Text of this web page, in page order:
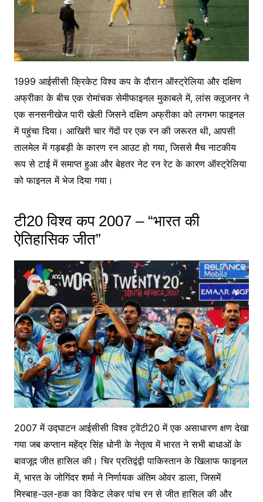
1999 आईसीसी क्रिकेट विश्व कप के दौरान ऑस्ट्रेलिया और दक्षिण
अफ्रीका के बीच एक रोमांचक सेमीफाइनल मुकाबले में, लांस क्लूजनर ने
एक सनसनीखेज पारी खेली जिसने दक्षिण अफ्रीका को लगभग फाइनल
में पहुंचा दिया। आखिरी चार गेंदों पर एक रन की जरूरत थी, आपसी
तालमेल में गड़बड़ी के कारण रन आउट हो गया, जिससे मैच नाटकीय
रूप से टाई में समाप्त हुआ और बेहतर नेट रन रेट के कारण ऑस्ट्रेलिया
को फाइनल में भेज दिया गया।
टी20 विश्व कप 2007 – “भारत की
ऐतिहासिक जीत”
2007 में उद्घाटन आईसीसी विश्व ट्वेंटी20 में एक असाधारण क्षण देखा
गया जब कप्तान महेंद्र सिंह धोनी के नेतृत्व में भारत ने सभी बाधाओं के
बावजूद जीत हासिल की। चिर प्रतिद्वंद्वी पाकिस्तान के खिलाफ फाइनल
में, भारत के जोगिंदर शर्मा ने निर्णायक अंतिम ओवर डाला, जिसमें
मिस्बाह-उल-हक का विकेट लेकर पांच रन से जीत हासिल की और